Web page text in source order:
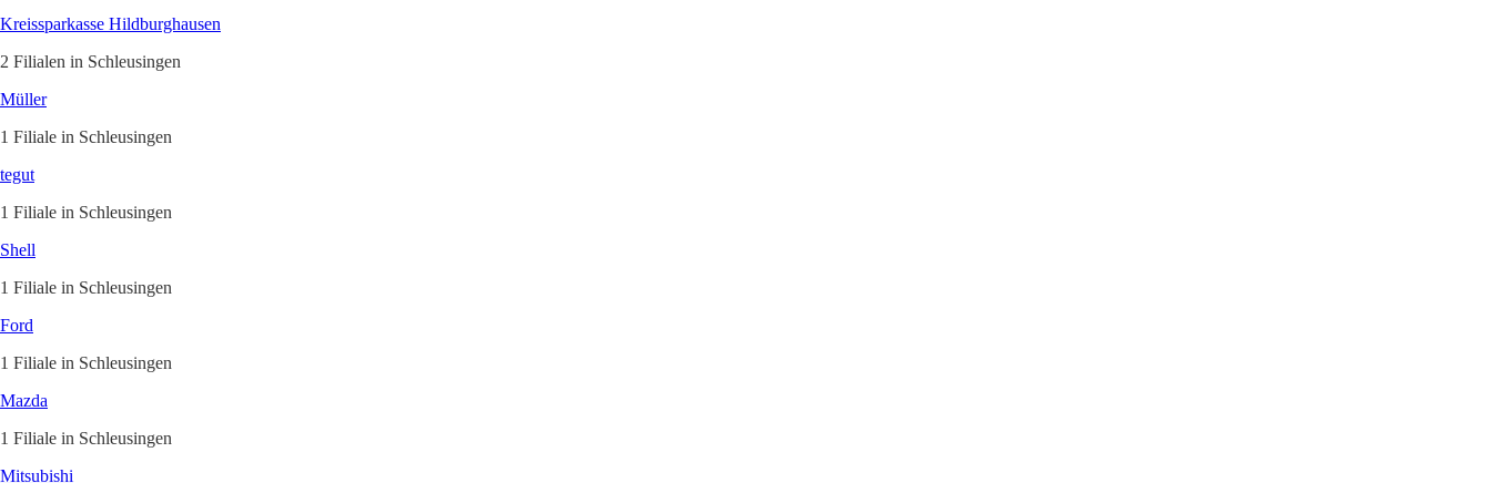
Kreissparkasse Hildburghausen
2 Filialen in Schleusingen
Müller
1 Filiale in Schleusingen
tegut
1 Filiale in Schleusingen
Shell
1 Filiale in Schleusingen
Ford
1 Filiale in Schleusingen
Mazda
1 Filiale in Schleusingen
Mitsubishi